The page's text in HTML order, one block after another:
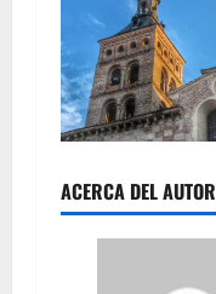
ACERCA DEL AUTOR